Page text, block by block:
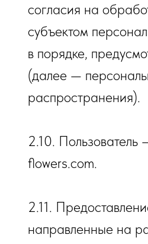
согласия на
субъектом
в порядке,
(далее —
распространения).
2.10.
flowers.com.
2.11.
направленные на